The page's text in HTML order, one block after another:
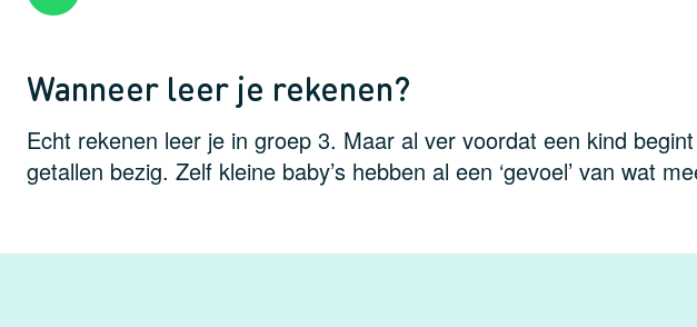
Wanneer leer je rekenen?
Echt rekenen leer je in groep 3. Maar al ver voordat een kind
getallen bezig. Zelf kleine baby’s hebben al een ‘gevoel’ van wat